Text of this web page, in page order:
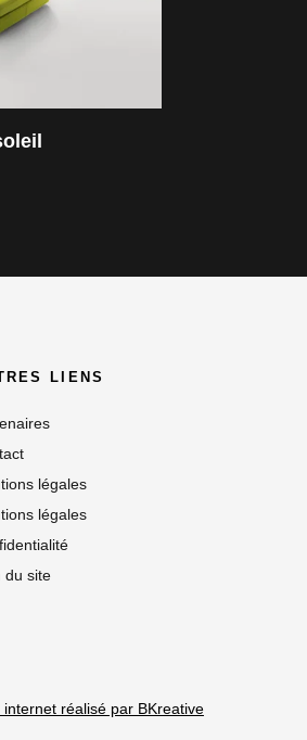
LIENS
légales
légales
du site
internet réalisé par BKreative